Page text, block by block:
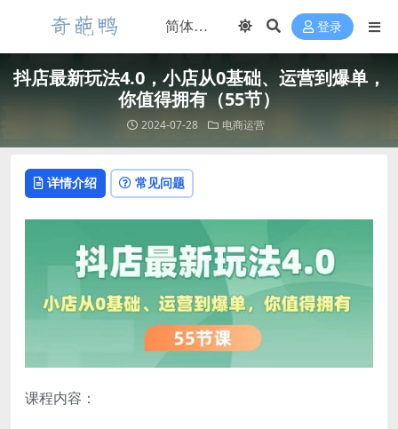
登录
抖店最新玩法4.0，小店从0基础、运营到爆单，
你值得拥有（55节）
2024-07-28 电商运营
详情介绍 常见问题
课程内容：